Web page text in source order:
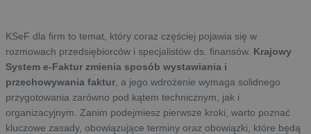
KSeF dla firm to temat, który coraz częściej pojawia się w
rozmowach przedsiębiorców i specjalistów ds. finansów. Krajowy
System e-Faktur zmienia sposób wystawiania i
przechowywania faktur , a jego wdrożenie wymaga solidnego
przygotowania zarówno pod kątem technicznym, jak i
organizacyjnym. Zanim podejmiesz pierwsze kroki, warto poznać
kluczowe zasady, obowiązujące terminy oraz obowiązki, które będą